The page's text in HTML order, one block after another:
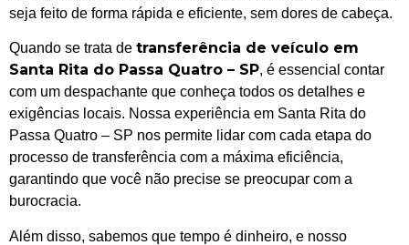
seja feito de forma rápida e eficiente, sem dores de cabeça.
Quando se trata de transferência de veículo em
Santa Rita do Passa Quatro – SP, é essencial contar
com um despachante que conheça todos os detalhes e
exigências locais. Nossa experiência em Santa Rita do
Passa Quatro – SP nos permite lidar com cada etapa do
processo de transferência com a máxima eficiência,
garantindo que você não precise se preocupar com a
burocracia.
Além disso, sabemos que tempo é dinheiro, e nosso